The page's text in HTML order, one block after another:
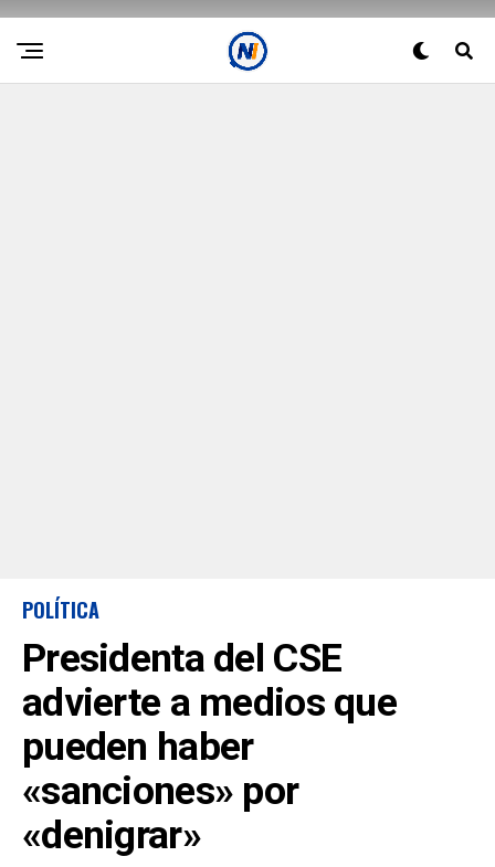
POLÍTICA
Presidenta del CSE
advierte a medios que
pueden haber
«sanciones» por
«denigrar»